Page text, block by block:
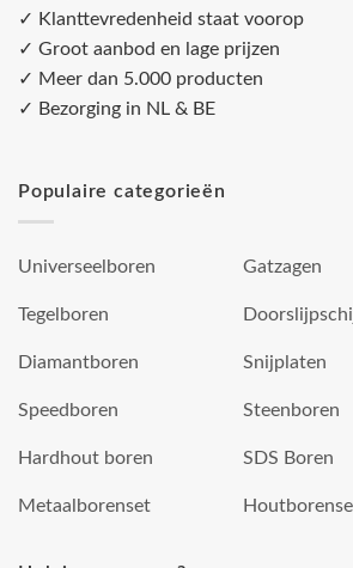
✓ Klanttevredenheid staat voorop
✓ Groot aanbod en lage prijzen
✓ Meer dan 5.000 producten
✓ Bezorging in NL & BE
Populaire categorieën
Universeelboren
Tegelboren
Diamantboren
Speedboren
Hardhout boren
Metaalborenset
Gatzagen
Snijplaten
Steenboren
SDS Boren